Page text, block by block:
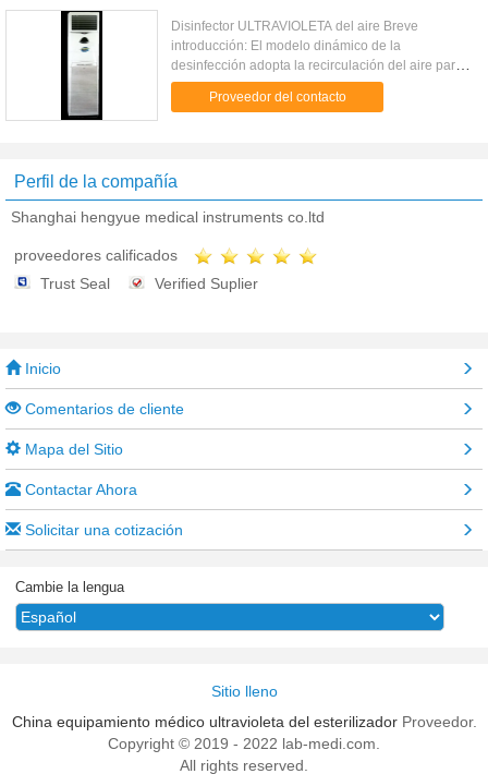
Disinfector ULTRAVIOLETA del aire Breve
introducción: El modelo dinámico de la
desinfección adopta la recirculación del aire para
la desinfección ULTRAVIOLETA. Su diseño interno
único de la desinfección de la c...
Proveedor del contacto
Perfil de la compañía
Shanghai hengyue medical instruments co.ltd
proveedores calificados
Trust Seal
Verified Suplier
Inicio
Comentarios de cliente
Mapa del Sitio
Contactar Ahora
Solicitar una cotización
Cambie la lengua
Sitio lleno
China equipamiento médico ultravioleta del esterilizadorProveedor.
Copyright © 2019 - 2022 lab-medi.com.
All rights reserved.